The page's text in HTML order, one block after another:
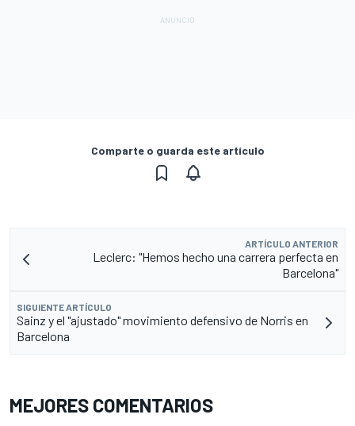
Comparte o guarda este artículo
ARTÍCULO ANTERIOR
Leclerc: "Hemos hecho una carrera perfecta en
Barcelona"
SIGUIENTE ARTÍCULO
Sainz y el "ajustado" movimiento defensivo de Norris en
Barcelona
MEJORES COMENTARIOS